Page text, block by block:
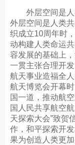
外层空间是人
外层空间是人类
织成立10周年时
动构建人类命运
容发展的基础上
一贯主张合理开
航天事业造福全
航天博览会开幕
国一道，推动航
国人民共享航空
天探索大会”致贺
作，和平探索开
果为创造人类更